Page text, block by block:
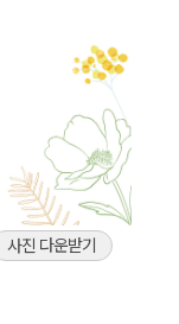
사진 다운받기